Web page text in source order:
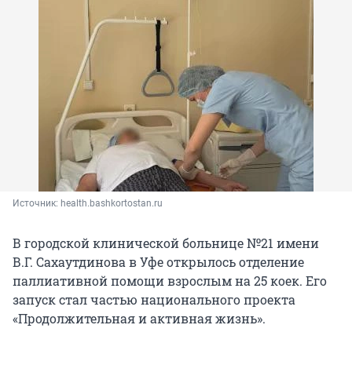
Источник: health.bashkortostan.ru
В городской клинической больнице №21 имени
В.Г. Сахаутдинова в Уфе открылось отделение
паллиативной помощи взрослым на 25 коек. Его
запуск стал частью национального проекта
«Продолжительная и активная жизнь».